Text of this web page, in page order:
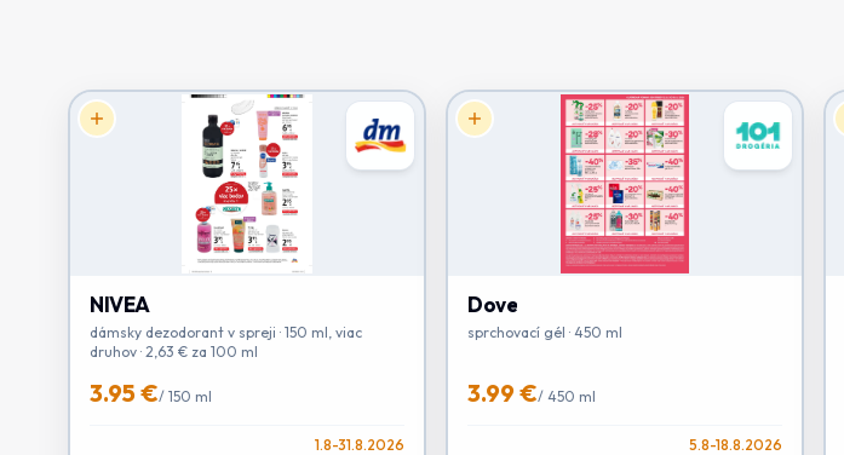
NIVEA
dámsky dezodorant v spreji · 150 ml, viac
druhov · 2,63 € za 100 ml
3.95 €/ 150 ml
1.8-31.8.2026
Dove
sprchovací gél · 450 ml
3.99 €/ 450 ml
5.8-18.8.2026